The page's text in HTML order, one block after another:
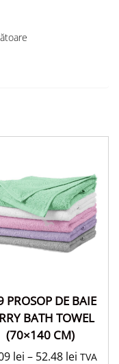
PROSOP DE BAIE
BATH TOWEL
(70×140 CM)
lei – 52.48 lei TVA